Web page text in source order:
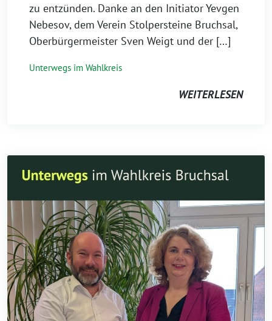
zu entzünden. Danke an den Initiator Yevgen
Nebesov, dem Verein Stolpersteine Bruchsal,
Oberbürgermeister Sven Weigt und der […]
Unterwegs im Wahlkreis
WEITERLESEN